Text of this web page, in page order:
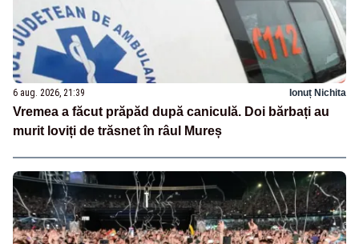
6 aug. 2026, 21:39 Ionuț Nichita
Vremea a făcut prăpăd după caniculă. Doi bărbați au
murit loviți de trăsnet în râul Mureș